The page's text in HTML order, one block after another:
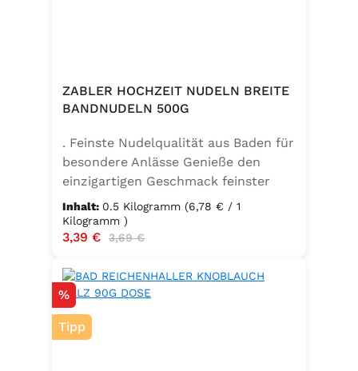
ZABLER HOCHZEIT NUDELN BREITE
BANDNUDELN 500G
. Feinste Nudelqualität aus Baden für
besondere Anlässe Genieße den
einzigartigen Geschmack feinster
Bandnudeln – mit den Zabler
Hochzeit Nudeln holst du dir echte
badische Qualität auf den Teller.
Hartweizengrieß, täglich frisch
aufgeschlagenen Eiern der
Güteklasse A und klarem
Trinkwasser, bieten diese Nudeln ein
Inhalt: 0.5 Kilogramm (6,78 € / 1
Kilogramm )
Verkaufspreis:
3,39 € Regulärer Preis:
3,69 €
Rabatt
%
Tipp